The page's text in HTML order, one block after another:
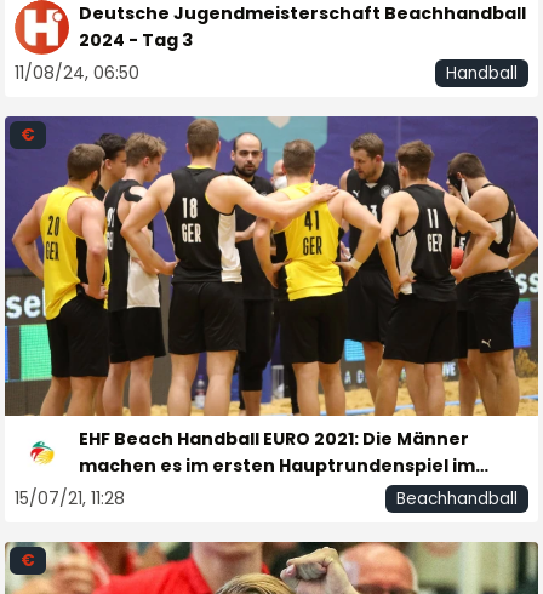
Deutsche Jugendmeisterschaft Beachhandball
2024 - Tag 3
11/08/24, 06:50
Handball
€
EHF Beach Handball EURO 2021: Die Männer
machen es im ersten Hauptrundenspiel im
Shootout spannend!
15/07/21, 11:28 Beachhandball
€